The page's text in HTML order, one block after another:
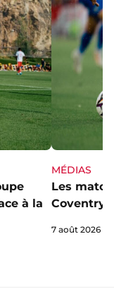
à la
MÉDIAS
Les
Coventry
7 août 2026